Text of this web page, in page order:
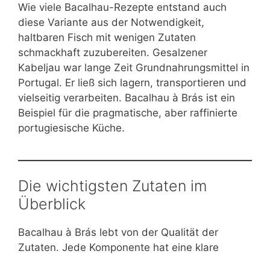
Wie viele Bacalhau-Rezepte entstand auch
diese Variante aus der Notwendigkeit,
haltbaren Fisch mit wenigen Zutaten
schmackhaft zuzubereiten. Gesalzener
Kabeljau war lange Zeit Grundnahrungsmittel in
Portugal. Er ließ sich lagern, transportieren und
vielseitig verarbeiten. Bacalhau à Brás ist ein
Beispiel für die pragmatische, aber raffinierte
portugiesische Küche.
Die wichtigsten Zutaten im
Überblick
Bacalhau à Brás lebt von der Qualität der
Zutaten. Jede Komponente hat eine klare